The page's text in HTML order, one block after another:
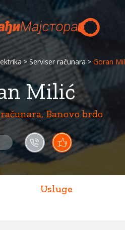
Serviser računara Goran
Milić
Banovo brdo
Usluge